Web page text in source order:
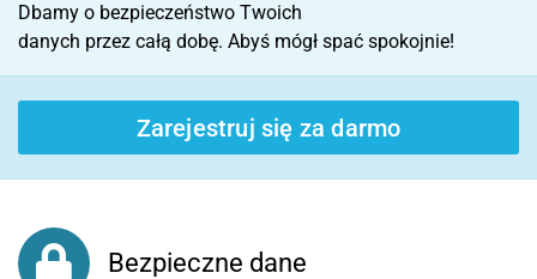
Dbamy o bezpieczeństwo Twoich
danych przez całą dobę. Abyś mógł spać spokojnie!
Zarejestruj się za darmo
Bezpieczne dane